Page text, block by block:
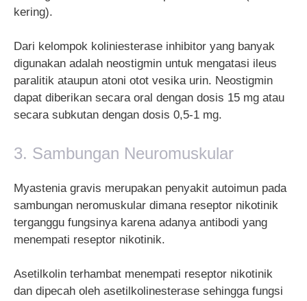
kering).
Dari kelompok koliniesterase inhibitor yang banyak
digunakan adalah neostigmin untuk mengatasi ileus
paralitik ataupun atoni otot vesika urin. Neostigmin
dapat diberikan secara oral dengan dosis 15 mg atau
secara subkutan dengan dosis 0,5-1 mg.
3. Sambungan Neuromuskular
Myastenia gravis merupakan penyakit autoimun pada
sambungan neromuskular dimana reseptor nikotinik
terganggu fungsinya karena adanya antibodi yang
menempati reseptor nikotinik.
Asetilkolin terhambat menempati reseptor nikotinik
dan dipecah oleh asetilkolinesterase sehingga fungsi